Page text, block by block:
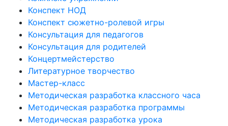
Конспект НОД
Конспект сюжетно-ролевой игры
Консультация для педагогов
Консультация для родителей
Концертмейстерство
Литературное творчество
Мастер-класс
Методическая разработка классного часа
Методическая разработка программы
Методическая разработка урока